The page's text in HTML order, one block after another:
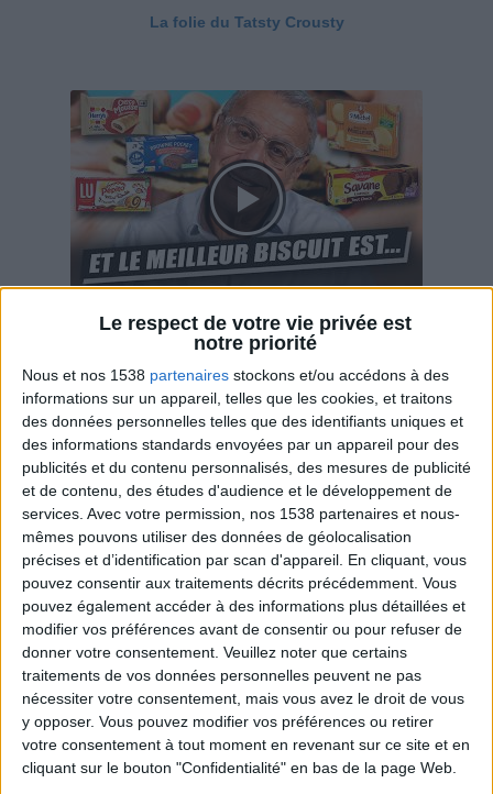
Le respect de votre vie privée est
notre priorité
Nous et nos 1538 partenaires stockons et/ou accédons à des
informations sur un appareil, telles que les cookies, et traitons
des données personnelles telles que des identifiants uniques et
des informations standards envoyées par un appareil pour des
publicités et du contenu personnalisés, des mesures de publicité
et de contenu, des études d'audience et le développement de
services. Avec votre permission, nos 1538 partenaires et nous-
mêmes pouvons utiliser des données de géolocalisation
précises et d’identification par scan d'appareil. En cliquant, vous
pouvez consentir aux traitements décrits précédemment. Vous
pouvez également accéder à des informations plus détaillées et
modifier vos préférences avant de consentir ou pour refuser de
donner votre consentement. Veuillez noter que certains
traitements de vos données personnelles peuvent ne pas
nécessiter votre consentement, mais vous avez le droit de vous
y opposer. Vous pouvez modifier vos préférences ou retirer
votre consentement à tout moment en revenant sur ce site et en
cliquant sur le bouton "Confidentialité" en bas de la page Web.
La folie du Tatsty Crousty
Savane, LU, Pepito, Harrys... Que valent vraiment
ces gâteaux ?
Webinaires en direct Voir tout
Peut-on remplacer la viande par des féculents ?
Consultation diététique du 05/08/2026